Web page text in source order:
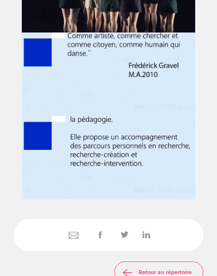
Retour au répertoire